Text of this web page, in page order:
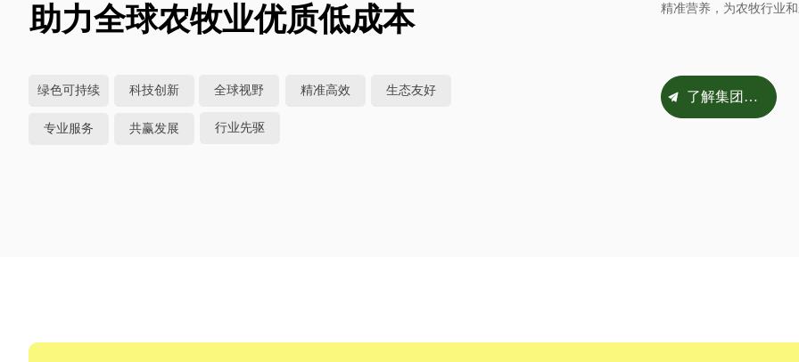
助力全球农牧业优质低成本
绿色可持续 科技创新 全球视野 精准高效 生态友好
专业服务 共赢发展 行业先驱
精准营养，为农牧行业
끔 了解集团历程